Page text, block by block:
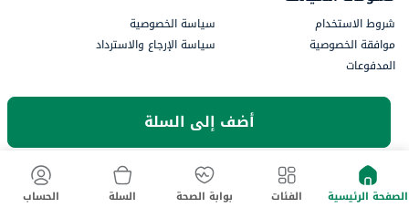
أضف إلى السلة
شروط الاستخدام
سياسة الخصوصية
موافقة الخصوصية
سياسة الإرجاع والاسترداد
المدفوعات
الصفحة الرئيسية الفئات بوابة الصحة السلة الحساب